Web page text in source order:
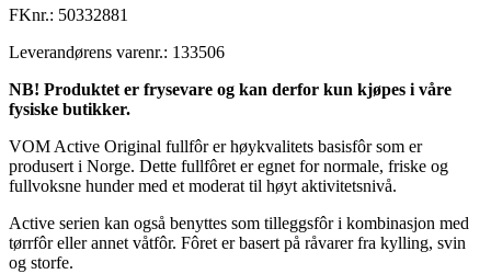
FKnr.: 50332881
Leverandørens varenr.: 133506
NB! Produktet er frysevare og kan derfor kun kjøpes i våre
fysiske butikker.
VOM Active Original fullfôr er høykvalitets basisfôr som er
produsert i Norge. Dette fullfôret er egnet for normale, friske og
fullvoksne hunder med et moderat til høyt aktivitetsnivå.
Active serien kan også benyttes som tilleggsfôr i kombinasjon med
tørrfôr eller annet våtfôr. Fôret er basert på råvarer fra kylling, svin
og storfe.